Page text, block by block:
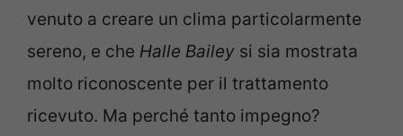
venuto a creare un clima particolarmente
sereno, e che Halle Bailey si sia mostrata
molto riconoscente per il trattamento
ricevuto. Ma perché tanto impegno?